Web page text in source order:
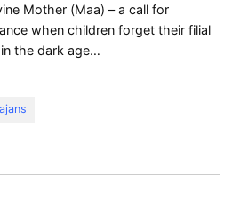
Mother (Maa) – a call for
when children forget their filial
the dark age…